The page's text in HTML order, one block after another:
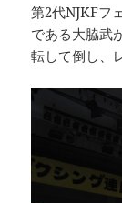
第2代NJKFフ
である大脇武
転して倒し、